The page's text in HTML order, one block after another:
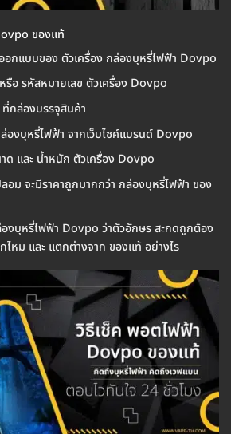
ของแท้
อกแบบของ ตัวเครื่อง กล่องบุหรี่ไฟฟ้า Dovpo
อ รหัสหมายเลข ตัวเครื่อง Dovpo
ที่กล่องบรรจุสินค้า
องบุหรี่ไฟฟ้า จากเว็บไซค์แบรนด์ Dovpo
ด และ น้ำหนัก ตัวเครื่อง Dovpo
อม จะมีราคาถูกมากกว่า กล่องบุหรี่ไฟฟ้า ของ
งบุหรี่ไฟฟ้า Dovpo ว่าตัวอักษร สะกดถูกต้อง
หม และ แตกต่างจาก ของแท้ อย่างไร